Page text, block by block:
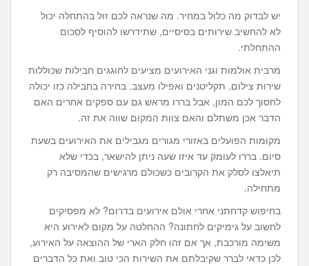
יש לבדוק מה כלול במחיר. מה שנראה לכם זול בהתחלה יכול
לא להחשיב שירותים בסיסיים, שתידרשו להוסיף לסכום
ההתחלתי.
מרבית אולמות וגני האירועים מציעים לחוגגים חבילות שכוללות
שירות צילום, תקליטנים ואפילו מעצב. בחירה בחבילה כזו יכולה
לחסוך לכם המון, אבל בררו מראש גם עם ספקים אחרים האם
הדבר אכן משתלם והאם צוות המקום שווה את זה.
מקומות הפועלים באזורי מגורים מגבילים את האירועים בשעת
סיום. בררו לעומק עד איזו שעה ניתן להישאר, בכדי שלא
תיאלצו לסלק את הקרובים כשכולם מרגישים שהמסיבה רק
מתחילה.
בחיפוש קדחתני אחרי אולם אירועים בדרום? לא מפסיקים
לחשוב על גימיקים לחתונה? ההחלטה על מקום לאירוע היא
משימה מורכבת, אך אם זהו חלק הארי של ההוצאה על האירוע,
לכן כדאי לברר שקיבלתם את השירות הכי טוב ואת כל הדברים